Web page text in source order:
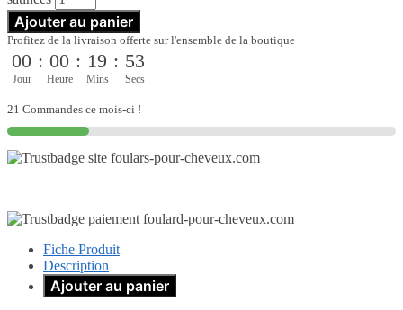
Ajouter au panier
Profitez de la livraison offerte sur l'ensemble de la boutique
00
Jour
: 00
Heure
: 19
Mins
: 52
Secs
21 Commandes ce mois-ci !
Fiche Produit
Description
Ajouter au panier